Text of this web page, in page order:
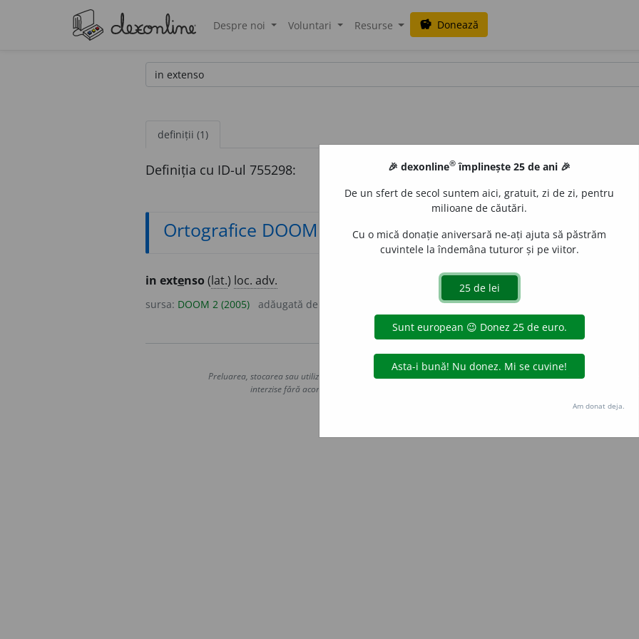
Despre noi Voluntari Resurse savings Donează
definiții (1)
Definiția cu ID-ul 755298:
Ortografice DOOM
in extenso (lat.) loc. adv.
sursa: DOOM 2 (2005) adăugată de
Copyright © 2004-2026 dexonline (https://dexonline.ro)
Preluarea, stocarea sau utilizarea datelor de pe acest site, inclusiv prin orice metode de extragere automată
interzise fără acordul nostru prealabil scris, cu excepția seturilor de date oferite oficial spre utilizare
Hosterion
🎉 dexonline® împlinește 25 de ani 🎉
De un sfert de secol suntem aici, gratuit, zi de zi, pentru
milioane de căutări.
Cu o mică donație aniversară ne-ați ajuta să păstrăm
cuvintele la îndemâna tuturor și pe viitor.
Am donat deja.